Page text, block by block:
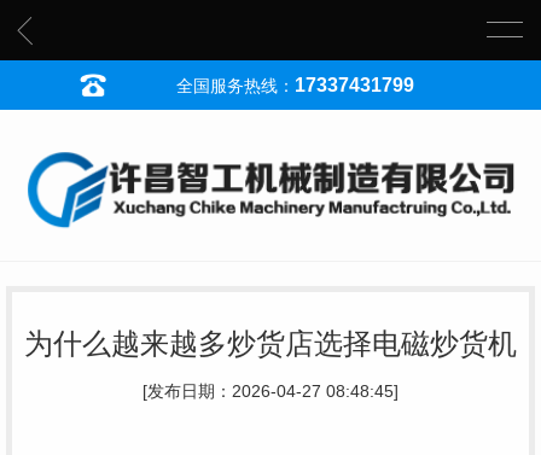
全国服务热线： 17337431799
为什么越来越多炒货店选择电磁炒货机
[发布日期：2026-04-27 08:48:45]